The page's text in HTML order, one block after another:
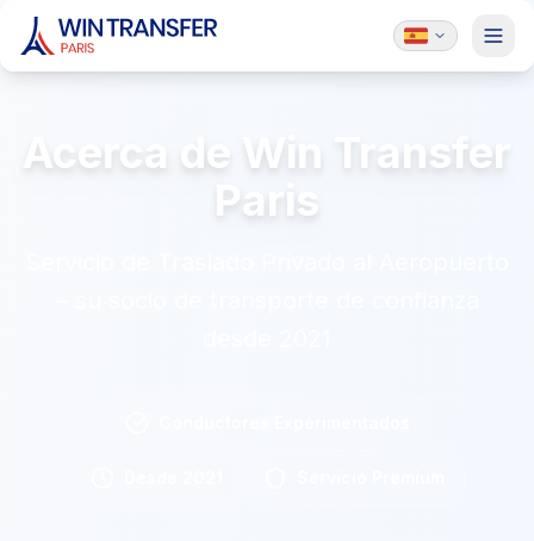
Acerca de Win Transfer
Paris